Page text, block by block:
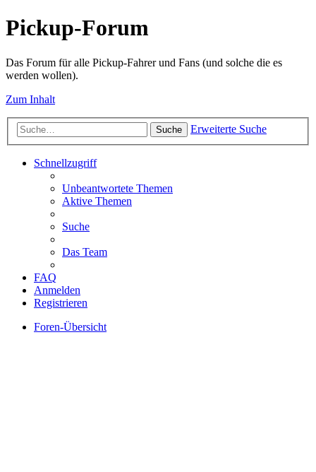
Pickup-Forum
Das Forum für alle Pickup-Fahrer und Fans (und solche die es
werden wollen).
Zum Inhalt
Suche Erweiterte Suche
Schnellzugriff
Unbeantwortete Themen
Aktive Themen
Suche
Das Team
FAQ
Anmelden
Registrieren
Foren-Übersicht